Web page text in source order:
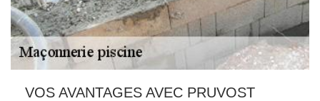
VOS AVANTAGES AVEC PRUVOST